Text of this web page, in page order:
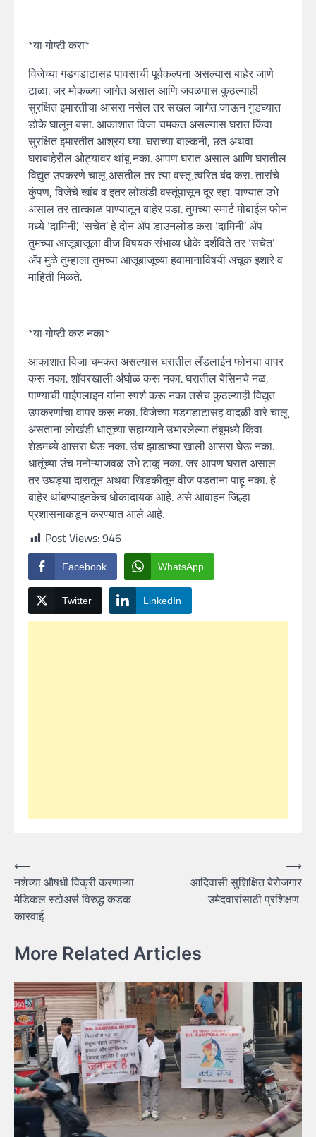
*या गोष्टी करा*
विजेच्या गडगडाटासह पावसाची पूर्वकल्पना असल्यास बाहेर जाणे
टाळा. जर मोकळ्या जागेत असाल आणि जवळपास कुठल्याही
सुरक्षित इमारतीचा आसरा नसेल तर सखल जागेत जाऊन गुडघ्यात
डोके घालून बसा. आकाशात विजा चमकत असल्यास घरात किंवा
सुरक्षित इमारतीत आश्रय घ्या. घराच्या बाल्कनी, छत अथवा
घराबाहेरील ओट्यावर थांबू नका. आपण घरात असाल आणि घरातील
विद्युत उपकरणे चालू असतील तर त्या वस्तू त्वरित बंद करा. तारांचे
कुंपण, विजेचे खांब व इतर लोखंडी वस्तूंपासून दूर रहा. पाण्यात उभे
असाल तर तात्काळ पाण्यातून बाहेर पडा. तुमच्या स्मार्ट मोबाईल फोन
मध्ये ‘दामिनी’, ‘सचेत’ हे दोन ॲप डाउनलोड करा ‘दामिनी’ ॲप
तुमच्या आजूबाजूला वीज विषयक संभाव्य धोके दर्शविते तर ‘सचेत’
ॲप मुळे तुम्हाला तुमच्या आजूबाजूच्या हवामानाविषयी अचूक इशारे व
माहिती मिळते.
*या गोष्टी करु नका*
आकाशात विजा चमकत असल्यास घरातील लँडलाईन फोनचा वापर
करू नका. शॉवरखाली अंघोळ करू नका. घरातील बेसिनचे नळ,
पाण्याची पाईपलाइन यांना स्पर्श करू नका तसेच कुठल्याही विद्युत
उपकरणांचा वापर करू नका. विजेच्या गडगडाटासह वादळी वारे चालू
असताना लोखंडी धातूच्या सहाय्याने उभारलेल्या तंबूमध्ये किंवा
शेडमध्ये आसरा घेऊ नका. उंच झाडाच्या खाली आसरा घेऊ नका.
धातूंच्या उंच मनोऱ्याजवळ उभे टाकू नका. जर आपण घरात असाल
तर उघड्या दारातून अथवा खिडकीतून वीज पडताना पाहू नका. हे
बाहेर थांबण्याइतकेच धोकादायक आहे. असे आवाहन जिल्हा
प्रशासनाकडून करण्यात आले आहे.
Post Views:946
Facebook WhatsApp
Twitter LinkedIn
Post
navigation
⟵
नशेच्या औषधी विक्री करणाऱ्या
मेडिकल स्टोअर्स विरुद्ध कडक
कारवाई
आदिवासी सुशिक्षित बेरोजगार
उमेदवारांसाठी प्रशिक्षण
⟶
More Related Articles